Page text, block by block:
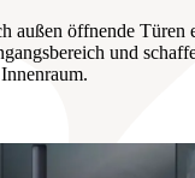
außen öffnende Türen
und